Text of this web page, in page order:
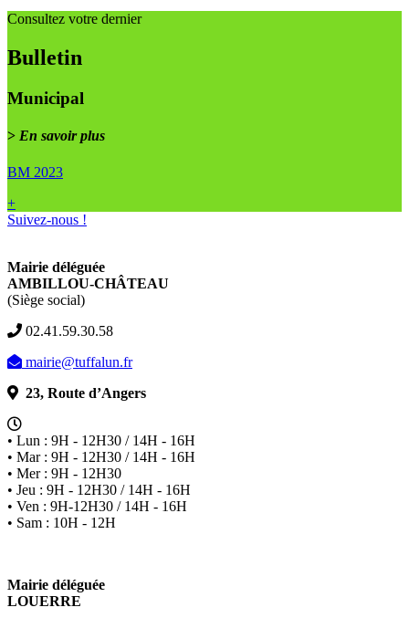
Consultez votre dernier
Bulletin
Municipal
> En savoir plus
BM 2023
+
Suivez-nous !
Mairie déléguée
AMBILLOU-CHÂTEAU
(Siège social)
02.41.59.30.58
mairie@tuffalun.fr
23, Route d’Angers
• Lun : 9H - 12H30 / 14H - 16H
• Mar : 9H - 12H30 / 14H - 16H
• Mer : 9H - 12H30
• Jeu : 9H - 12H30 / 14H - 16H
• Ven : 9H-12H30 / 14H - 16H
• Sam : 10H - 12H
Mairie déléguée
LOUERRE